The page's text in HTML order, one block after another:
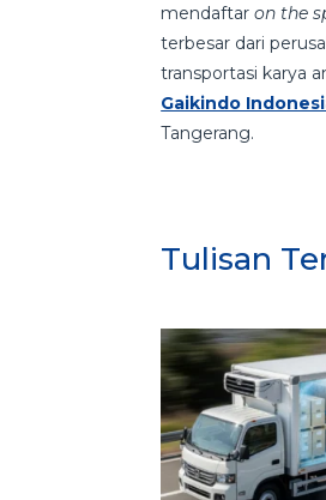
mendaftaron the
terbesar dari
transportasi karya
Gaikindo
Tangerang.
Tulisan